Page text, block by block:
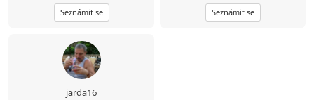
Seznámit se
Seznámit se
jarda16